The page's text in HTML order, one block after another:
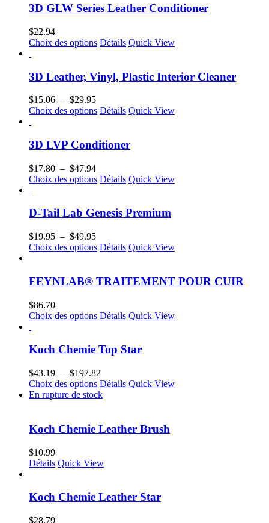
à
$33.27
plusieurs
variations.
options
peuvent
choisies
sur
du
3D GLW Series Leather Conditioner
$22.94
Choix des options Ce
plusieurs
variations.
options
peuvent
choisies
sur
du
Détails Quick View
3D Leather, Vinyl, Plastic Interior Cleaner
$15.06 – $29.95Plage
de
à
$29.95
Choix des options Ce
plusieurs
variations.
options
peuvent
choisies
sur
du
Détails Quick View
3D LVP Conditioner
$17.80 – $47.94Plage
de
à
Choix des options Ce
plusieurs
options
peuvent
choisies
sur
du
Détails Quick View
D-Tail Lab Genesis Premium
$19.95 – $49.95Plage
de
à
$49.95
Choix des options Ce
plusieurs
variations.
options
peuvent
choisies
sur
page
du
produit
Détails Quick View
FEYNLAB® TRAITEMENT POUR CUIR
$86.70
Choix des options Ce
plusieurs
variations.
Les
options
peuvent
être
sur
la
produit
Détails Quick View
Koch Chemie Top Star
$43.19 – $197.82
de
prix :
$197.82
Choix des options Ce
produit
variations.
Les
être
sur
la
Détails Quick View
En rupture de stock
Koch Chemie Leather Brush
$10.99
Détails Quick View
Koch Chemie Leather Star
$28.79